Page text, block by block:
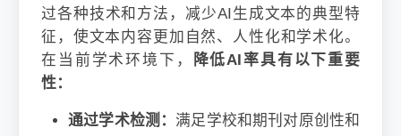
过各种技术和方法，减少AI生成文本的典型特
征，使文本内容更加自然、人性化和学术化。
在当前学术环境下，
降低AI率具有以下重要
性：
通过学术检测： 满足学校和期刊对原创性和